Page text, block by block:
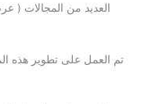
العديد من المجالات (
تم العمل على تطوير هذه